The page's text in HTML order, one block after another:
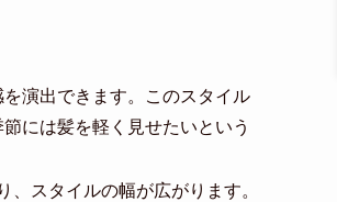
演出できます。このスタイル
には髪を軽く見せたいという
スタイルの幅が広がります。